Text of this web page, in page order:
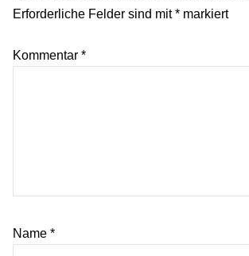
Erforderliche Felder sind mit* markiert
Kommentar *
Name *